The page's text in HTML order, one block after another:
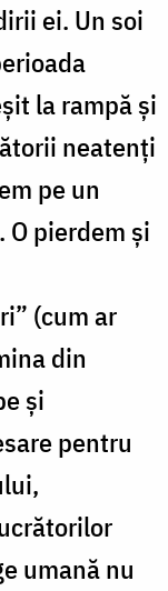
ei. Un soi
la rampă și
neatenți
pe un
pierdem și
(cum ar
din
și
pentru
umană nu